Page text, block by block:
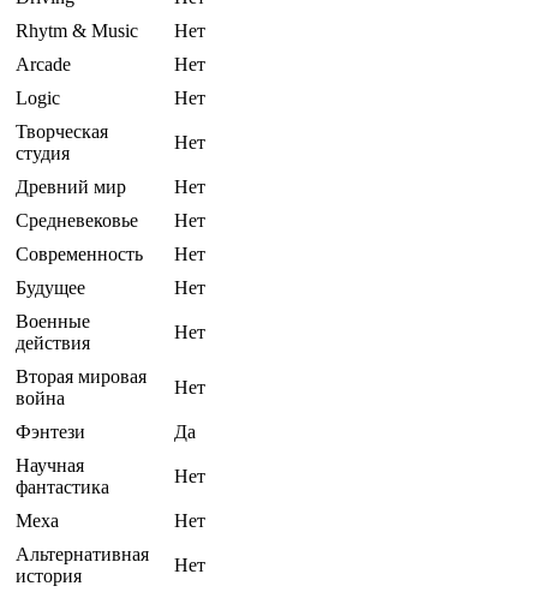
Rhytm & Music
Нет
Arcade
Нет
Logic
Нет
Творческая
студия
Нет
Древний мир
Нет
Средневековье
Нет
Современность
Нет
Будущее
Нет
Военные
действия
Нет
Вторая мировая
война
Нет
Фэнтези
Да
Научная
фантастика
Нет
Меха
Нет
Альтернативная
история
Нет